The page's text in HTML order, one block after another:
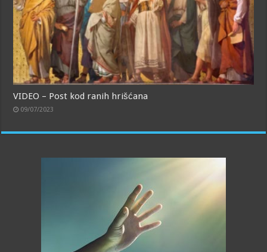
VIDEO – Post kod ranih hrišćana
09/07/2023